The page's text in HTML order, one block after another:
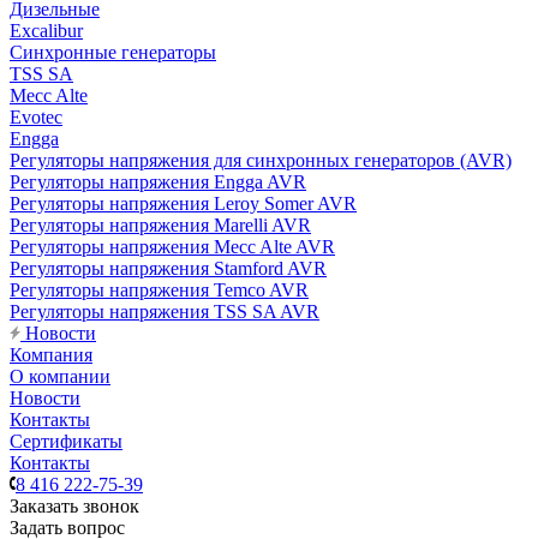
Дизельные
Excalibur
Синхронные генераторы
TSS SA
Mecc Alte
Evotec
Engga
Регуляторы напряжения для синхронных генераторов (AVR)
Регуляторы напряжения Engga AVR
Регуляторы напряжения Leroy Somer AVR
Регуляторы напряжения Marelli AVR
Регуляторы напряжения Mecc Alte AVR
Регуляторы напряжения Stamford AVR
Регуляторы напряжения Temco AVR
Регуляторы напряжения TSS SA AVR
Новости
Компания
О компании
Новости
Контакты
Сертификаты
Контакты
8 416 222-75-39
Заказать звонок
Задать вопрос